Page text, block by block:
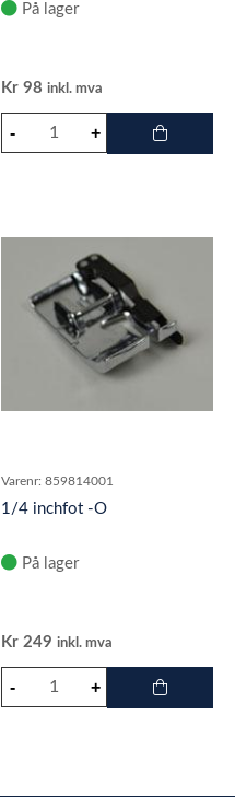
På lager
Kr 98 inkl. mva
Varenr: 859814001
1/4 inchfot -O
På lager
Kr 249 inkl. mva